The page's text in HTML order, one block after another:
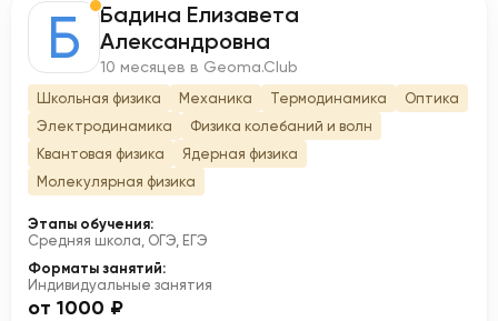
Б
Бадина Елизавета
Александровна
10 месяцев в Geoma.Club
Школьная физика Механика Термодинамика
Оптика
Электродинамика
Физика колебаний и волн
Квантовая физика
Ядерная физика
Молекулярная физика
Этапы обучения:
Средняя школа, ОГЭ, ЕГЭ
Форматы занятий:
Индивидуальные занятия
от 1000 ₽